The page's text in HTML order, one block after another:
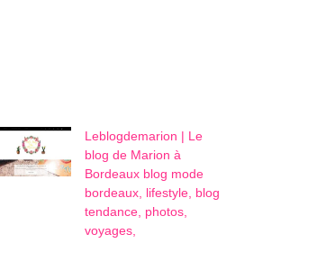
Leb­log­dema­rion | Le
blog de Marion à
Bordeaux blog mode
bordeaux, lifestyle, blog
tendance, photos,
voyages,